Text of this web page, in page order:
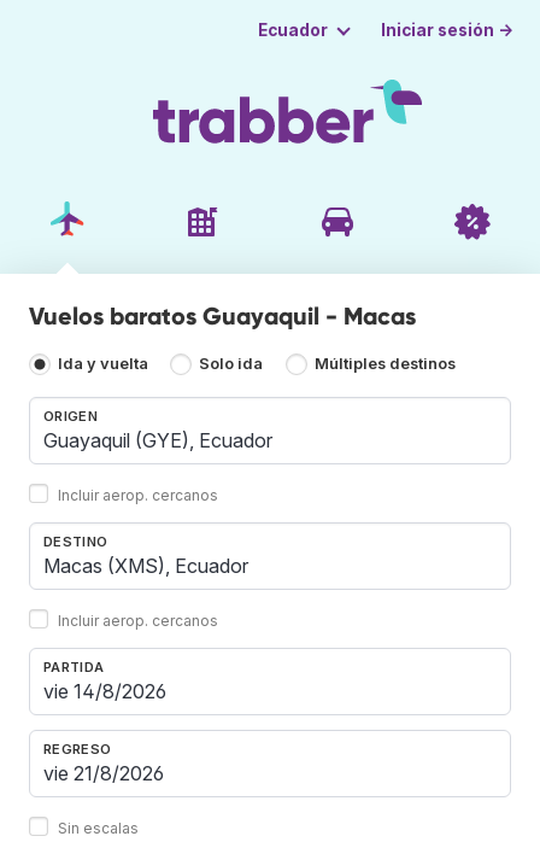
Ecuador Iniciar sesión →
Vuelos baratos Guayaquil - Macas
Ida y vuelta Solo ida Múltiples destinos
ORIGEN
Incluir aerop. cercanos
DESTINO
Incluir aerop. cercanos
PARTIDA
REGRESO
Sin escalas